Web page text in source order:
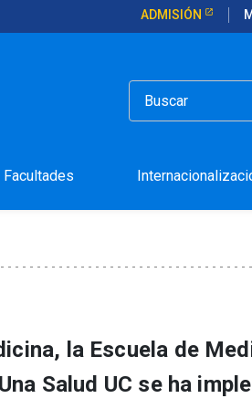
ADMISIÓN
Facultades
la Escuela de
Salud UC se ha